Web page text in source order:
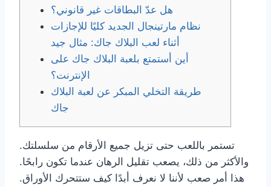
هل عدّ البطاقات غير قانوني؟
نظام مارتينجال الجديد كليًا للإجازات
أثناء لعب البلاك جاك: مثال جيد
أين أستمتع بلعبة البلاك جاك على
الإنترنت؟
طريقة التخلي المبكر عن لعبة البلاك
جاك
تستمر باللعب حتى تزيل جميع الأرقام من سلسلتك.
والأكثر من ذلك، يصعب تقليل الرهان عندما تكون رابحًا.
هذا أمر صعب لأننا لا نعرف أبدًا كيف ستتحرك الأوراق.